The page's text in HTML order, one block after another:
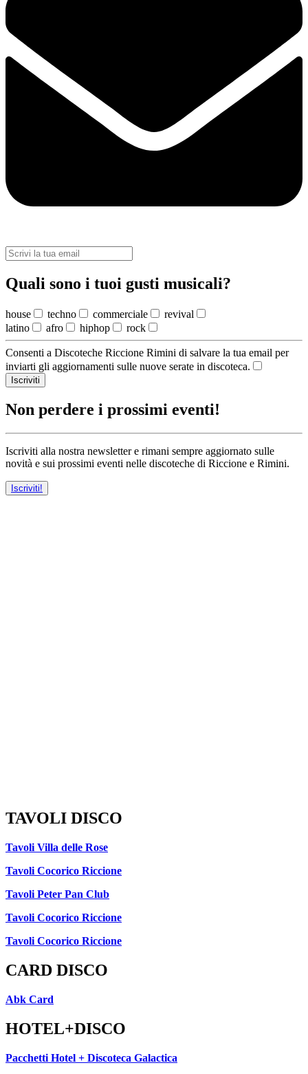
Quali sono i tuoi gusti musicali?
house techno commerciale
revival
latino
afro hiphop rock
Consenti a Discoteche Riccione Rimini di salvare la tua email per
inviarti gli aggiornamenti sulle nuove serate in discoteca.
Iscriviti
Non perdere i prossimi eventi!
Iscriviti alla nostra newsletter e rimani sempre aggiornato sulle
novità e sui prossimi eventi nelle discoteche di Riccione e Rimini.
Iscriviti!
TAVOLI DISCO
Tavoli Villa delle Rose
Tavoli Cocorico Riccione
Tavoli Peter Pan Club
Tavoli Cocorico Riccione
Tavoli Cocorico Riccione
CARD DISCO
Abk Card
HOTEL+DISCO
Pacchetti Hotel + Discoteca Galactica